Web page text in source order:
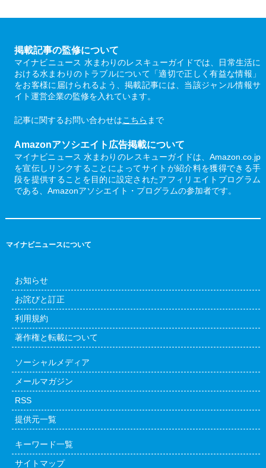
掲載記事の監修について
マイナビニュース 水まわりのレスキューガイドでは、日常生活に
おける水まわりのトラブルについて「適切で正しく有益な情報」
をお客様に届けられるよう、掲載記事には、当該ジャンル情報サ
イト運営企業の監修を入れています。
記事に関するお問い合わせはこちら まで
Amazonアソシエイト広告掲載について
マイナビニュース 水まわりのレスキューガイドは、Amazon.co.jp
を宣伝しリンクすることによってサイトが紹介料を獲得できる手
段を提供することを目的に設定されたアフィリエイトプログラム
である、Amazonアソシエイト・プログラムの参加者です。
マイナビニュースについて
お知らせ
お詫びと訂正
利用規約
著作権と転載について
ソーシャルメディア
メールマガジン
RSS
提供元一覧
キーワード一覧
サイトマップ